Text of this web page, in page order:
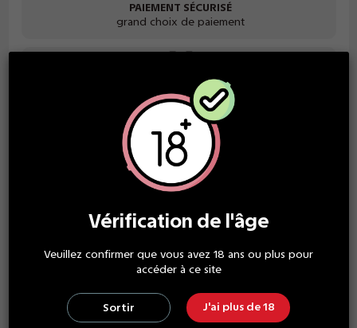
PAIEMENT SÉCURISÉ
grand choix de paiement
GARANTIE SATISFACTION
des produits de qualité
drippin Strawberrypin apple vous propose une
sucrée et agréable en bouche.
----------------------------------
Vérification de l'âge
Veuillez confirmer que vous avez 18 ans ou plus pour
accéder à ce site
Sortir J'ai plus de 18